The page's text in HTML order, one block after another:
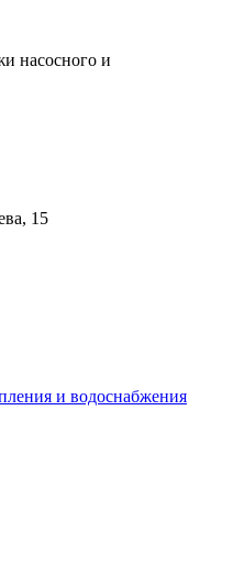
насосного и
15
и водоснабжения